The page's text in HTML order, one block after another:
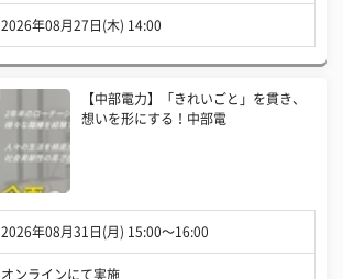
2026年08月27日(木) 14:00
【中部電力】「きれいごと」を貫き、
想いを形にする！中部電
2026年08月31日(月) 15:00〜16:00
オンラインにて実施